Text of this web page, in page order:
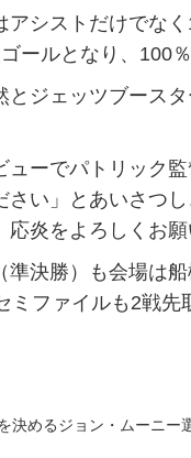
シストだけでな
ールとなり、100
ジェッツブース
ーでパトリック
さい」とあいさつ
応炎をよろしくお願
決勝）も会場は
ミファイルも2戦先
決めるジョン・ムーニー